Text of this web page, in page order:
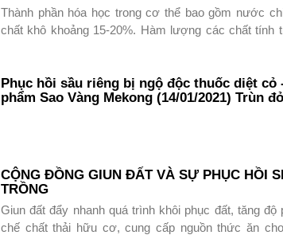
Thành phần hóa học trong cơ thể bao gồm nước
chất khô khoảng 15-20%. Hàm lượng các chất tính
+ Protein : 50-75%
Phục hồi sầu riêng bị ngộ độc thuốc diệt cỏ
phẩm Sao Vàng Mekong (14/01/2021) Trùn
CỘNG ĐỒNG GIUN ĐẤT VÀ SỰ PHỤC HỒI
TRỒNG
Giun đất đẩy nhanh quá trình khôi phục đất, tăng độ
chế chất thải hữu cơ, cung cấp nguồn thức ăn cho